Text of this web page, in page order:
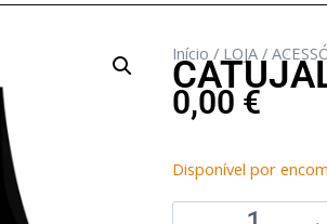
Início / LOJA /
0,00 €
Disponível por